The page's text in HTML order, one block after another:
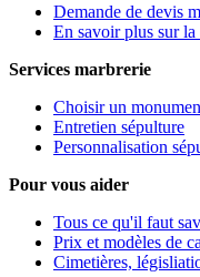
Demande de devis
En savoir plus sur
Services marbrerie
Choisir un
Entretien sépulture
Personnalisation
Pour vous aider
Tous ce qu'il faut
Prix et modèles de
Cimetières,